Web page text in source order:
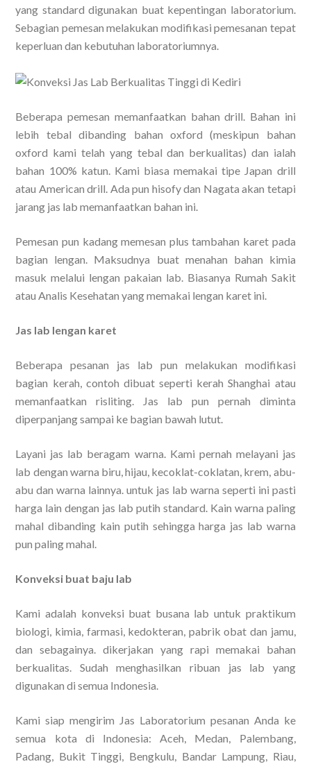
yang standard digunakan buat kepentingan laboratorium.
Sebagian pemesan melakukan modifikasi pemesanan tepat
keperluan dan kebutuhan laboratoriumnya.
Beberapa pemesan memanfaatkan bahan drill. Bahan ini
lebih tebal dibanding bahan oxford (meskipun bahan
oxford kami telah yang tebal dan berkualitas) dan ialah
bahan 100% katun. Kami biasa memakai tipe Japan drill
atau American drill. Ada pun hisofy dan Nagata akan tetapi
jarang jas lab memanfaatkan bahan ini.
Pemesan pun kadang memesan plus tambahan karet pada
bagian lengan. Maksudnya buat menahan bahan kimia
masuk melalui lengan pakaian lab. Biasanya Rumah Sakit
atau Analis Kesehatan yang memakai lengan karet ini.
Jas lab lengan karet
Beberapa pesanan jas lab pun melakukan modifikasi
bagian kerah, contoh dibuat seperti kerah Shanghai atau
memanfaatkan risliting. Jas lab pun pernah diminta
diperpanjang sampai ke bagian bawah lutut.
Layani jas lab beragam warna. Kami pernah melayani jas
lab dengan warna biru, hijau, kecoklat-coklatan, krem, abu-
abu dan warna lainnya. untuk jas lab warna seperti ini pasti
harga lain dengan jas lab putih standard. Kain warna paling
mahal dibanding kain putih sehingga harga jas lab warna
pun paling mahal.
Konveksi buat baju lab
Kami adalah konveksi buat busana lab untuk praktikum
biologi, kimia, farmasi, kedokteran, pabrik obat dan jamu,
dan sebagainya. dikerjakan yang rapi memakai bahan
berkualitas. Sudah menghasilkan ribuan jas lab yang
digunakan di semua Indonesia.
Kami siap mengirim Jas Laboratorium pesanan Anda ke
semua kota di Indonesia: Aceh, Medan, Palembang,
Padang, Bukit Tinggi, Bengkulu, Bandar Lampung, Riau,